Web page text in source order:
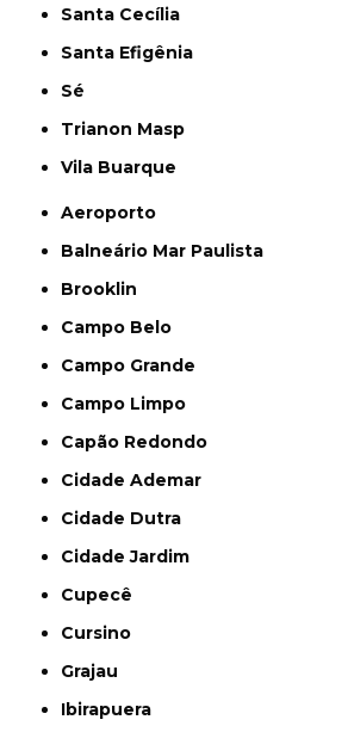
Santa Cecília
Santa Efigênia
Sé
Trianon Masp
Vila Buarque
Aeroporto
Balneário Mar Paulista
Brooklin
Campo Belo
Campo Grande
Campo Limpo
Capão Redondo
Cidade Ademar
Cidade Dutra
Cidade Jardim
Cupecê
Cursino
Grajau
Ibirapuera